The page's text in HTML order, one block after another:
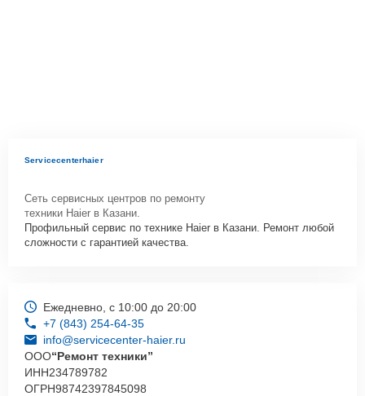
Servicecenterhaier
Сеть сервисных центров по ремонту
техники Haier в Казани.
Профильный сервис по технике Haier в Казани. Ремонт любой
сложности с гарантией качества.
Ежедневно, с 10:00 до 20:00
+7 (843) 254-64-35
info@servicecenter-haier.ru
ООО“Ремонт техники”
ИНН234789782
ОГРН98742397845098